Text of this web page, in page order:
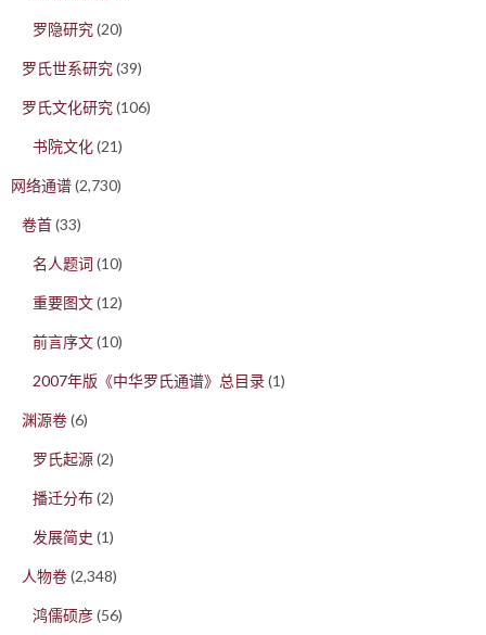
罗隐研究(20)
罗氏世系研究(39)
罗氏文化研究(106)
书院文化(21)
网络通谱(2,730)
卷首(33)
名人题词 (10)
重要图文(12)
前言序文(10)
2007年版《中华罗氏通谱》总目录(1)
渊源卷(6)
罗氏起源(2)
播迁分布(2)
发展简史 (1)
人物卷(2,348)
鸿儒硕彦(56)